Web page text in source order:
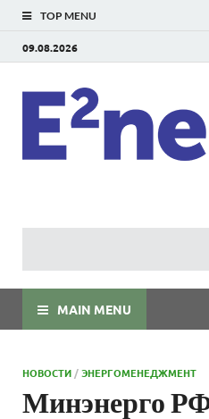
TOP MENU
09.08.2026
MAIN MENU
НОВОСТИ /ЭНЕРГОМЕНЕДЖМЕНТ
Минэнерго РФ